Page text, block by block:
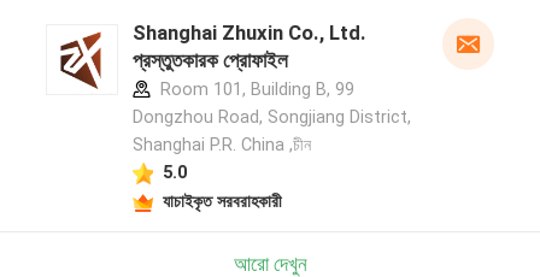
Shanghai Zhuxin Co., Ltd.
প্রস্তুতকারক প্রোফাইল
Room 101, Building B, 99
Dongzhou Road, Songjiang District,
Shanghai P.R. China ,চীন
5.0
যাচাইকৃত সরবরাহকারী
আরো দেখুন